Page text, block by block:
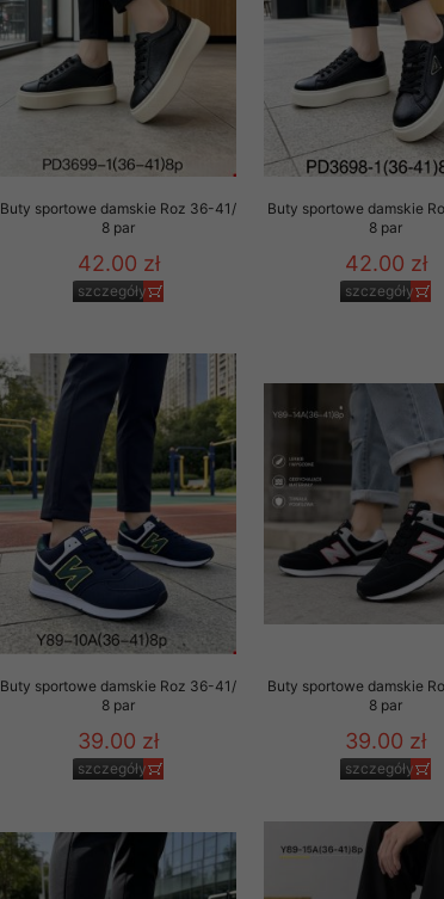
Buty sportowe damskie Roz 36-41/
8 par
42.00 zł
szczegóły
Buty sportowe damskie
8 par
42.00 zł
szczegóły
Buty sportowe damskie Roz 36-41/
8 par
39.00 zł
szczegóły
Buty sportowe damskie
8 par
39.00 zł
szczegóły